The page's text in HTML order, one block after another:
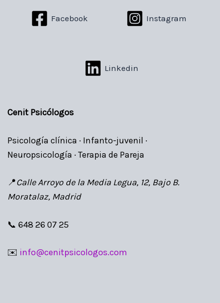
Facebook Instagram
Linkedin
Cenit Psicólogos
Psicología clínica · Infanto-juvenil ·
Neuropsicología · Terapia de Pareja
📍Calle Arroyo de la Media Legua, 12, Bajo B.
Moratalaz, Madrid
📞 648 26 07 25
✉️ info@cenitpsicologos.com